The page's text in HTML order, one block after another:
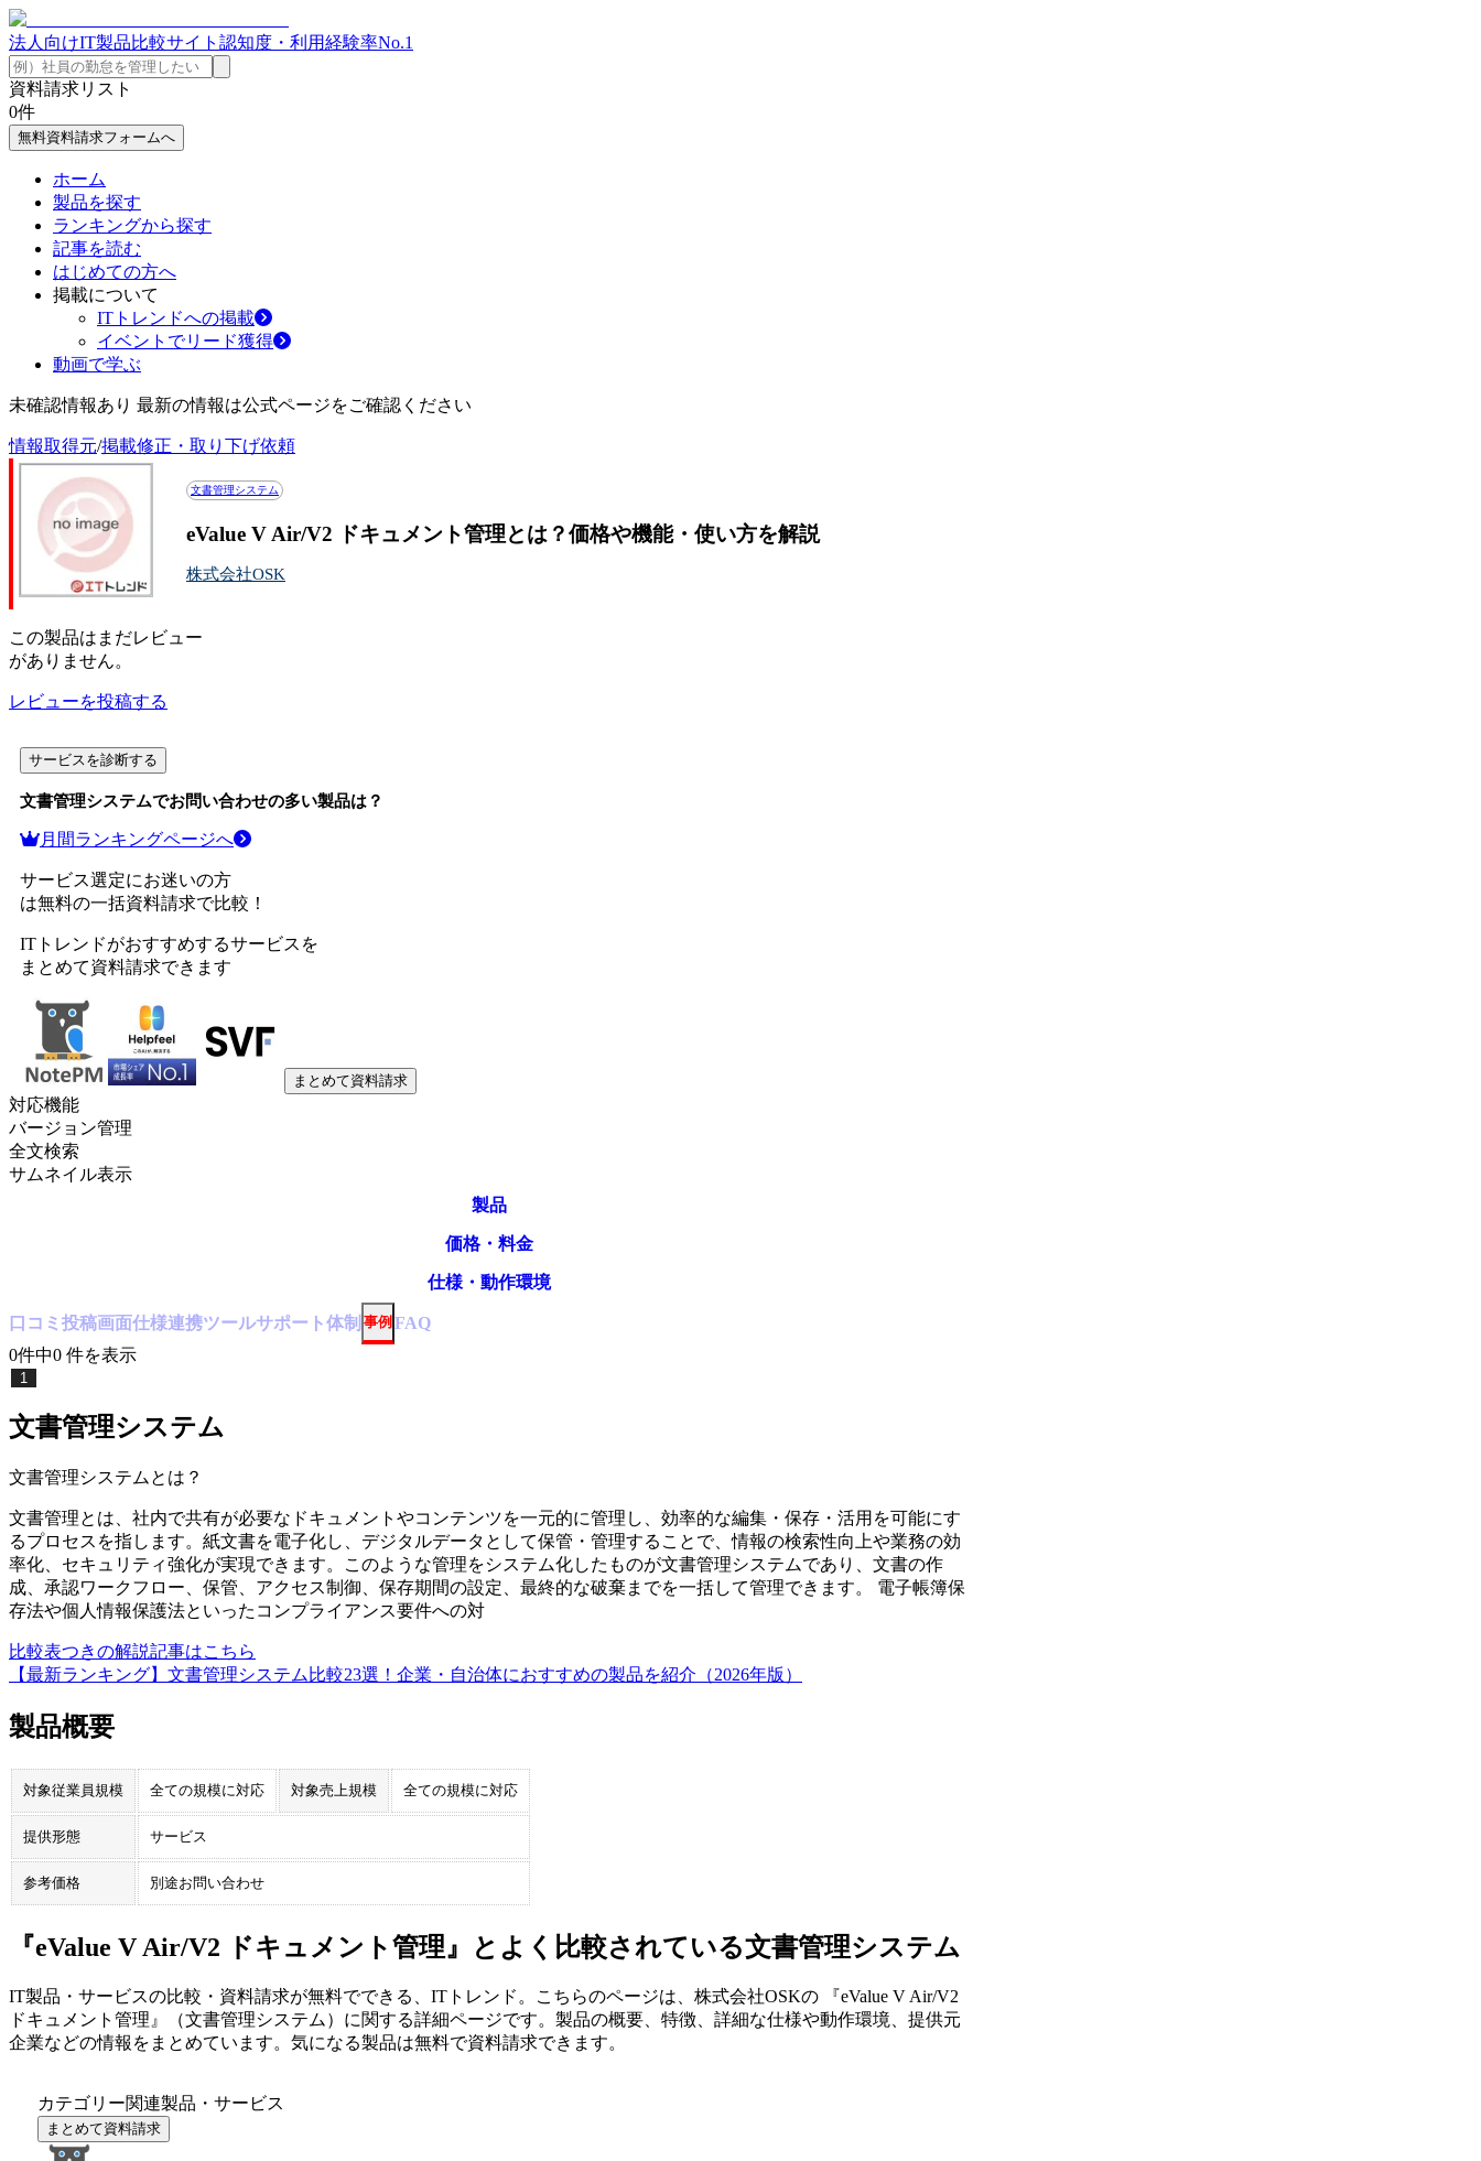
法人向けIT製品比較サイト 認知度・利用経験率No.1
資料請求リスト
0件
無料資料請求フォームへ
ホーム
製品を探す
ランキングから探す
記事を読む
はじめての方へ
掲載について
ITトレンドへの掲載
イベントでリード獲得
動画で学ぶ
未確認情報あり 最新の情報は公式ページをご確認ください
情報取得元/掲載修正・取り下げ依頼
文書管理システム
eValue V Air/V2 ドキュメント管理とは？価格や機能・使い方を解説
株式会社OSK
この製品はまだレビュー
がありません。
レビューを投稿する
サービスを診断する
文書管理システムでお問い合わせの多い製品は？
月間ランキングページへ
サービス選定にお迷いの方
は無料の一括資料請求で比較！
ITトレンドがおすすめするサービスを
まとめて資料請求できます
まとめて資料請求
対応機能
バージョン管理
全文検索
サムネイル表示
製品
価格・料金
仕様・動作環境
口コミ 投稿画面仕様連携ツールサポート体制 事例 FAQ
0件中0 件を表示
1
文書管理システム
文書管理システム とは？
文書管理とは、社内で共有が必要なドキュメントやコンテンツを一元的に管理し、効率的な編集・保存・活用を可能にす
るプロセスを指します。紙文書を電子化し、デジタルデータとして保管・管理することで、情報の検索性向上や業務の効
率化、セキュリティ強化が実現できます。このような管理をシステム化したものが文書管理システムであり、文書の作
成、承認ワークフロー、保管、アクセス制御、保存期間の設定、最終的な破棄までを一括して管理できます。 電子帳簿保
存法や個人情報保護法といったコンプライアンス要件への対
比較表つきの解説記事はこちら
【最新ランキング】文書管理システム比較23選！企業・自治体におすすめの製品を紹介（2026年版）
製品概要
対象従業員規模 全ての規模に対応 対象売上規模 全ての規模に対応
提供形態 サービス
参考価格 別途お問い合わせ
『eValue V Air/V2 ドキュメント管理』とよく比較されている文書管理システム
IT製品・サービスの比較・資料請求が無料でできる、ITトレンド。こちらのページは、 株式会社OSKの 『eValue V Air/V2
ドキュメント管理』（文書管理システム）に関する詳細ページです。製品の概要、特徴、詳細な仕様や動作環境、提供元
企業などの情報をまとめています。気になる製品は無料で資料請求できます。
カテゴリー関連製品・サービス
まとめて資料請求